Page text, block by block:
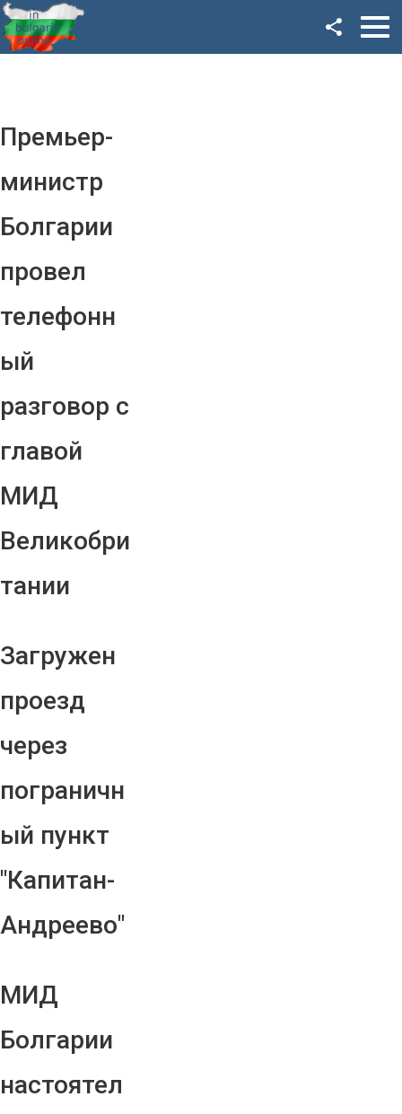
Премьер-
министр
Болгарии
провел
телефонн
ый
разговор с
главой
МИД
Великобри
тании
Загружен
проезд
через
пограничн
ый пункт
"Капитан-
Андреево"
МИД
Болгарии
настоятел